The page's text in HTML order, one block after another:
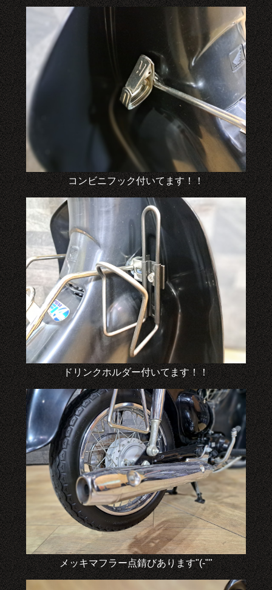
コンビニフック付いてます！！
ドリンクホルダー付いてます！！
メッキマフラー点錆びあります"(-""